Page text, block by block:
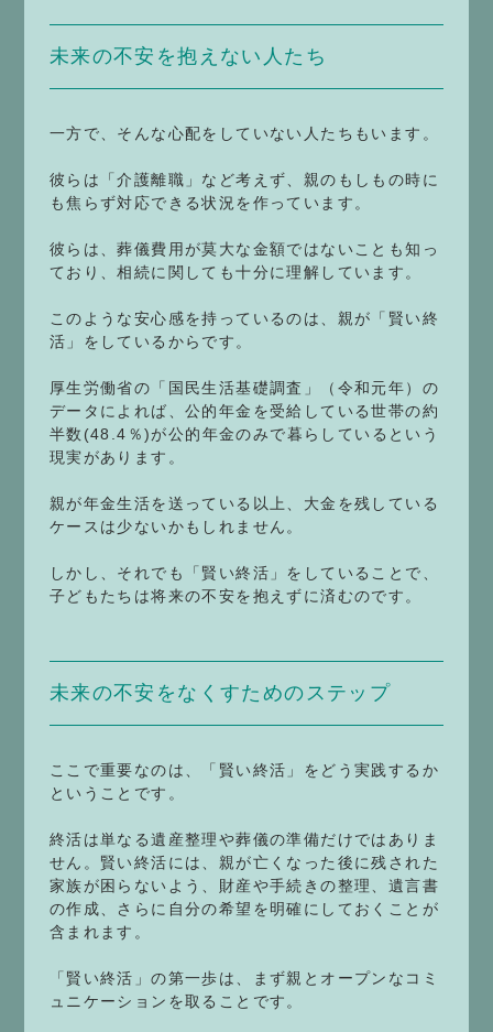
未来の不安を抱えない人たち
一方で、そんな心配をしていない人たちもいます。
彼らは「介護離職」など考えず、親のもしもの時に
も焦らず対応できる状況を作っています。
彼らは、葬儀費用が莫大な金額ではないことも知っ
ており、相続に関しても十分に理解しています。
このような安心感を持っているのは、親が「賢い終
活」をしているからです。
厚生労働省の「国民生活基礎調査」（令和元年）の
データによれば、公的年金を受給している世帯の約
半数(48.4％)が公的年金のみで暮らしているという
現実があります。
親が年金生活を送っている以上、大金を残している
ケースは少ないかもしれません。
しかし、それでも「賢い終活」をしていることで、
子どもたちは将来の不安を抱えずに済むのです。
未来の不安をなくすためのステップ
ここで重要なのは、「賢い終活」をどう実践するか
ということです。
終活は単なる遺産整理や葬儀の準備だけではありま
せん。賢い終活には、親が亡くなった後に残された
家族が困らないよう、財産や手続きの整理、遺言書
の作成、さらに自分の希望を明確にしておくことが
含まれます。
「賢い終活」の第一歩は、まず親とオープンなコミ
ュニケーションを取ることです。